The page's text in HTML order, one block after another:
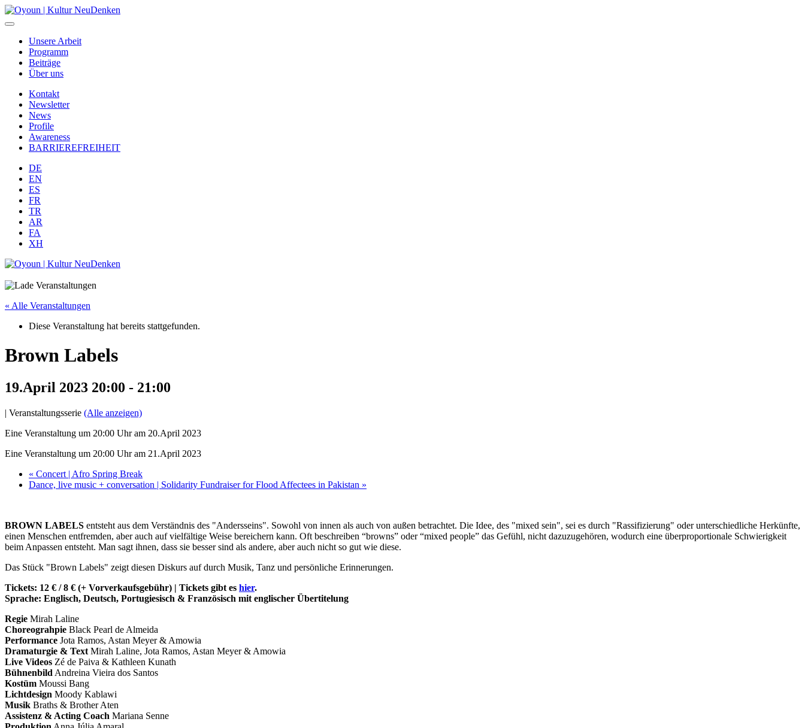
Unsere Arbeit
Programm
Beiträge
Über uns
Kontakt
Newsletter
News
Profile
Awareness
BARRIEREFREIHEIT
DE
EN
ES
FR
TR
AR
FA
XH
« Alle Veranstaltungen
Diese Veranstaltung hat bereits stattgefunden.
Brown Labels
19.April 2023 20:00 - 21:00
| Veranstaltungsserie (Alle anzeigen)
Eine Veranstaltung um 20:00 Uhr am 20.April 2023
Eine Veranstaltung um 20:00 Uhr am 21.April 2023
« Concert | Afro Spring Break
Dance, live music + conversation | Solidarity Fundraiser for Flood Affectees in Pakistan »
BROWN LABELS entsteht aus dem Verständnis des "Andersseins". Sowohl von innen als auch von außen betrachtet. Die Idee, des "mixed sein", sei es durch "Rassifizierung" oder unterschiedliche Herkünfte,
einen Menschen entfremden, aber auch auf vielfältige Weise bereichern kann. Oft beschreiben “browns” oder “mixed people” das Gefühl, nicht dazuzugehören, wodurch eine überproportionale Schwierigkeit
beim Anpassen entsteht. Man sagt ihnen, dass sie besser sind als andere, aber auch nicht so gut wie diese.
Das Stück "Brown Labels" zeigt diesen Diskurs auf durch Musik, Tanz und persönliche Erinnerungen.
Tickets: 12 € / 8 € (+ Vorverkaufsgebühr) | Tickets gibt es hier.
Sprache: Englisch, Deutsch, Portugiesisch & Französisch mit englischer Übertitelung
Regie Mirah Laline
Choreograhpie Black Pearl de Almeida
Performance Jota Ramos, Astan Meyer & Amowia
Dramaturgie & Text Mirah Laline, Jota Ramos, Astan Meyer & Amowia
Live Videos Zé de Paiva & Kathleen Kunath
Bühnenbild Andreina Vieira dos Santos
Kostüm Moussi Bang
Lichtdesign Moody Kablawi
Musik Braths & Brother Aten
Assistenz & Acting Coach Mariana Senne